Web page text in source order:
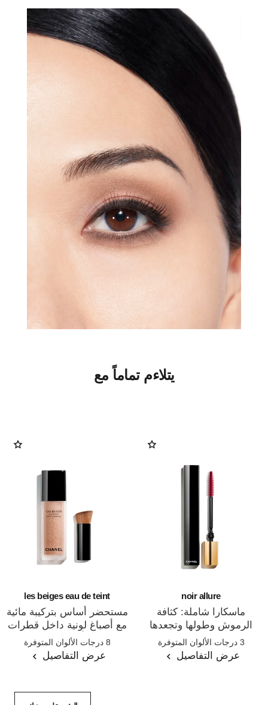
يتلاءم تماماً مع
noir allure
ماسكارا شاملة: كثافة
الرموش وطولها وتجعدها
وتحديدها
المرجع 190010
3 درجات الألوان المتوفرة
عرض التفاصيل
les beiges eau de teint
مستحضر أساس بتركيبة مائية
مع أصباغ لونية داخل قطرات
ميكروية. تأثير البشرة الخالية
من الماكياج.إشراقة صحية
وطبيعية.
المرجع 158810
8 درجات الألوان المتوفرة
عرض التفاصيل